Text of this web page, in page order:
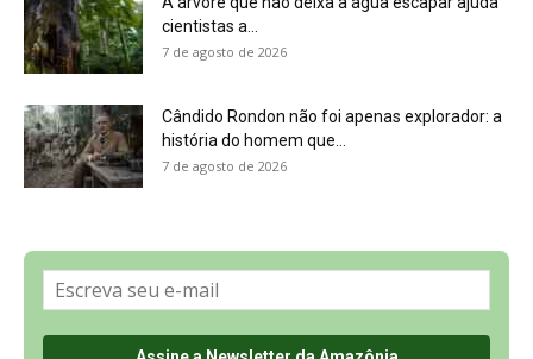
Política de Privacidade, LGPD e RGPD
Últimas Notícias
🌎 Español
©